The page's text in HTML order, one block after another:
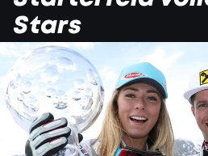
Stars